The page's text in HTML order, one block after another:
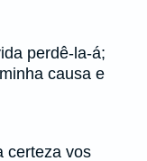
perdê-la-á;
causa e
certeza vos